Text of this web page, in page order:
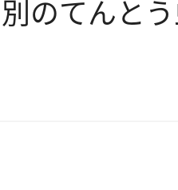
のてんと